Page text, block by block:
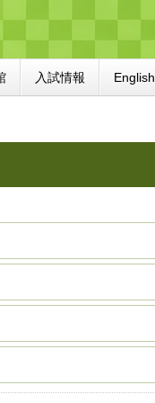
入試情報 English